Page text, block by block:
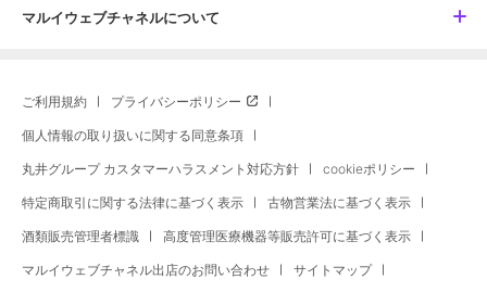
マルイウェブチャネルについて
ご利用規約 プライバシーポリシー
個人情報の取り扱いに関する同意条項
丸井グループ カスタマーハラスメント対応方針 cookieポリシー
特定商取引に関する法律に基づく表示 古物営業法に基づく表示
酒類販売管理者標識 高度管理医療機器等販売許可に基づく表示
マルイウェブチャネル出店のお問い合わせ サイトマップ